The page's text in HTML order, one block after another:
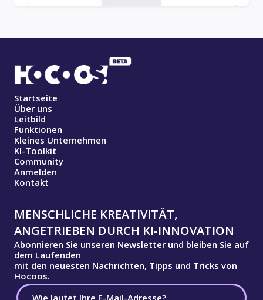
Startseite
Über uns
Leitbild
Funktionen
Kleines Unternehmen
KI-Toolkit
Community
Anmelden
Kontakt
MENSCHLICHE KREATIVITÄT,
ANGETRIEBEN DURCH KI-INNOVATION
Abonnieren Sie unseren Newsletter und bleiben Sie auf
dem Laufenden
mit den neuesten Nachrichten, Tipps und Tricks von
Hocoos.